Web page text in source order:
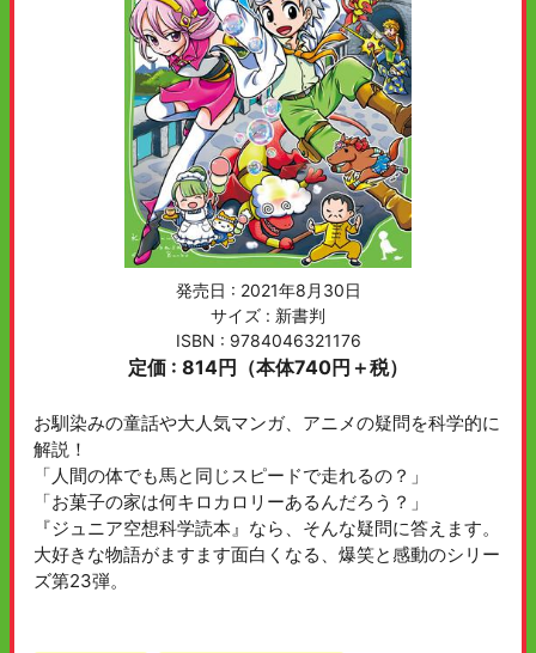
発売日 : 2021年8月30日
サイズ : 新書判
ISBN : 9784046321176
定価 : 814円（本体740円＋税）
お馴染みの童話や大人気マンガ、アニメの疑問を科学的に
解説！
「人間の体でも馬と同じスピードで走れるの？」
「お菓子の家は何キロカロリーあるんだろう？」
『ジュニア空想科学読本』なら、そんな疑問に答えます。
大好きな物語がますます面白くなる、爆笑と感動のシリー
ズ第23弾。